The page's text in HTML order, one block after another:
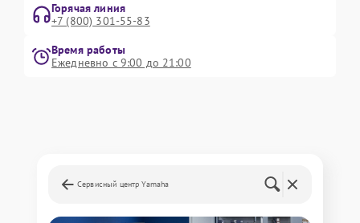
Горячая линия
+7 (800) 301-55-83
Время работы
Ежедневно с 9:00 до 21:00
Сервисный центр Yamaha